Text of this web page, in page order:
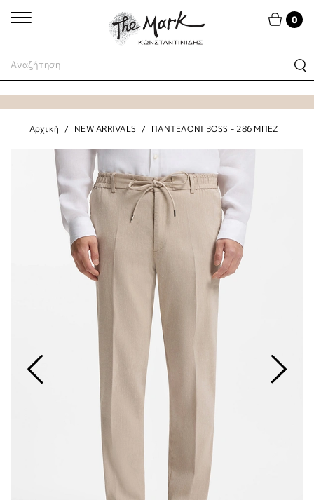
0
Αρχική NEW ARRIVALS ΠΑΝΤΕΛΟΝΙ BOSS - 286 ΜΠΕΖ